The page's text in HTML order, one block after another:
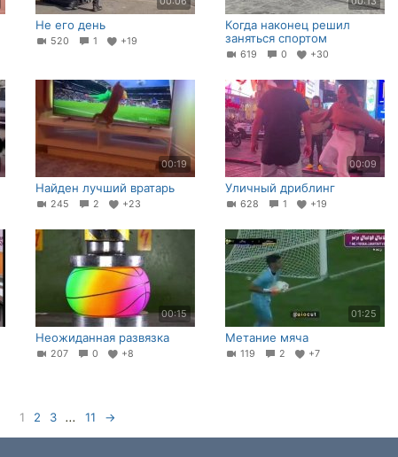
Не его день
520 1 +19
Когда наконец решил
заняться спортом
619 0 +30
00:19
Найден лучший вратарь
245 2 +23
00:09
Уличный дриблинг
628 1 +19
00:15
Неожиданная развязка
207 0 +8
01:25
Метание мяча
119 2 +7
1 2 3 ... 11 →